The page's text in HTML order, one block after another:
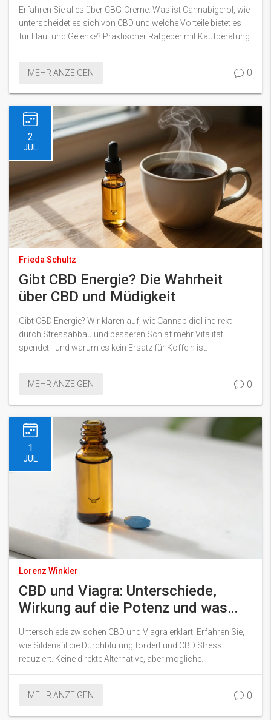
Erfahren Sie alles über CBG-Creme: Was ist Cannabigerol, wie
unterscheidet es sich von CBD und welche Vorteile bietet es
für Haut und Gelenke? Praktischer Ratgeber mit Kaufberatung.
MEHR ANZEIGEN 0
2
JUL
Frieda Schultz
Gibt CBD Energie? Die Wahrheit
über CBD und Müdigkeit
Gibt CBD Energie? Wir klären auf, wie Cannabidiol indirekt
durch Stressabbau und besseren Schlaf mehr Vitalität
spendet - und warum es kein Ersatz für Koffein ist.
MEHR ANZEIGEN 0
1
JUL
Lorenz Winkler
CBD und Viagra: Unterschiede,
Wirkung auf die Potenz und was
wirklich hilft
Unterschiede zwischen CBD und Viagra erklärt. Erfahren Sie,
wie Sildenafil die Durchblutung fördert und CBD Stress
reduziert. Keine direkte Alternative, aber mögliche
Unterstützung.
MEHR ANZEIGEN 0